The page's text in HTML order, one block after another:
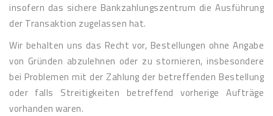
insofern das sichere Bankzahlungszentrum die Ausführung
der Transaktion zugelassen hat.
Wir behalten uns das Recht vor, Bestellungen ohne Angabe
von Gründen abzulehnen oder zu stornieren, insbesondere
bei Problemen mit der Zahlung der betreffenden Bestellung
oder falls Streitigkeiten betreffend vorherige Aufträge
vorhanden waren.